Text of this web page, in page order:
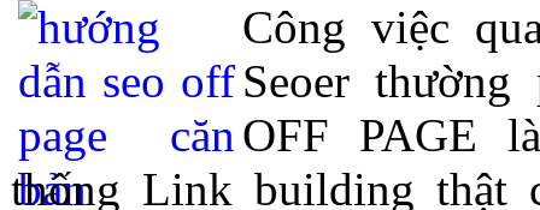
Công việc
Seoer
OFF PAGE
thống Link building thật